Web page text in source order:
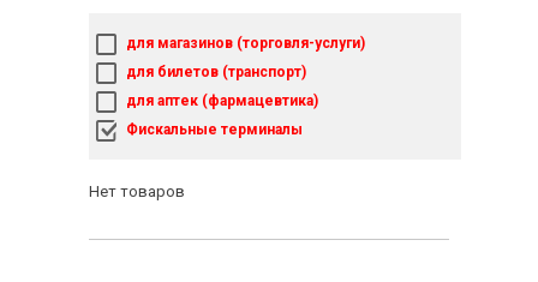
для магазинов (торговля-услуги)
для билетов (транспорт)
для аптек (фармацевтика)
Фискальные терминалы
Нет товаров